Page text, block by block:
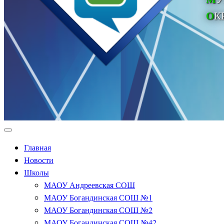
О
Главная
Новости
Школы
МАОУ Андреевская СОШ
МАОУ Богандинская СОШ №1
МАОУ Богандинская СОШ №2